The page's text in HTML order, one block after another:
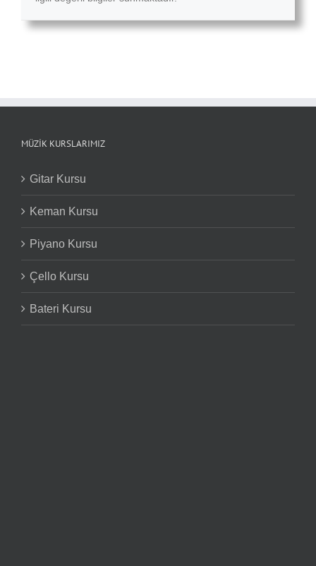
MÜZIK KURSLARIMIZ
Gitar Kursu
Keman Kursu
Piyano Kursu
Çello Kursu
Bateri Kursu